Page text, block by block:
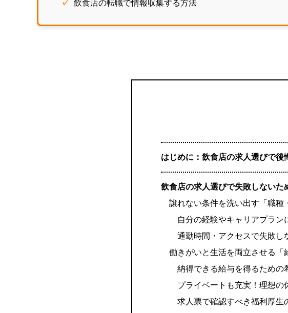
飲食店の転職で情報収集する方法
はじめに：飲食店の求人選びで後
飲食店の求人選びで失敗しないた
譲れない条件を洗い出す「職種
自分の経験やキャリアプラ
通勤時間・アクセスで失敗し
働きがいと生活を両立させる「
納得できる給与を得るための
プライベートも充実！理想の
求人票で確認すべき福利厚生